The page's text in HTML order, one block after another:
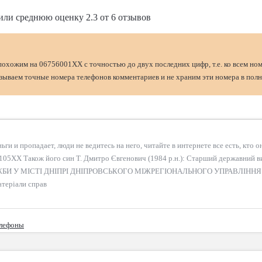
среднюю оценку 2.3 от 6 отзывов
на 06756001XX с точностью до двух последних цифр, т.е. ко всем
точные номера телефонов комментариев и не храним эти номера в
и пропадает, люди не ведитесь на него, читайте в интернете все есть, кто
Також його син Т. Дмитро Євгенович (1984 р.н.): Старший державний
У МІСТІ ДНІПРІ ДНІПРОВСЬКОГО МІЖРЕГІОНАЛЬНОГО
справ